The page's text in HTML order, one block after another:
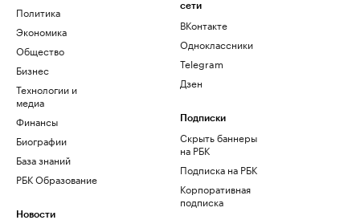
Политика
Экономика
Общество
Бизнес
Технологии и
медиа
Финансы
Биографии
База знаний
РБК Образование
Новости
сети
ВКонтакте
Одноклассники
Telegram
Дзен
Подписки
Скрыть баннеры
на РБК
Подписка на РБК
Корпоративная
подписка